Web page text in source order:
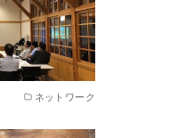
ネットワーク